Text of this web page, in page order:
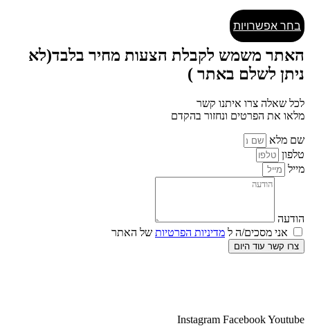
בחר אפשרויות למוצר
יש
מספר
סוגים.
לבחור
את
האפשרויות
האתר משמש לקבלת הצעות מחיר בלבד(לא
ניתן לשלם באתר )
לכל שאלה צרו איתנו קשר
מלאו את הפרטים ונחזור בהקדם
שם מלא
טלפון
מייל
הודעה
אני מסכים/ה ל מדיניות הפרטיות של האתר
צרו קשר עוד היום
Instagram FacebookYoutube